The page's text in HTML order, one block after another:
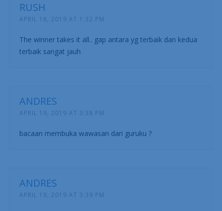
RUSH
APRIL 18, 2019 AT 1:32 PM
The winner takes it all.. gap antara yg terbaik dan kedua
terbaik sangat jauh
ANDRES
APRIL 19, 2019 AT 3:38 PM
bacaan membuka wawasan dari guruku ?
ANDRES
APRIL 19, 2019 AT 3:39 PM